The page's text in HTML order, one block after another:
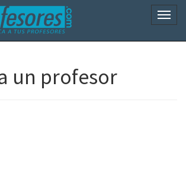
un profesor